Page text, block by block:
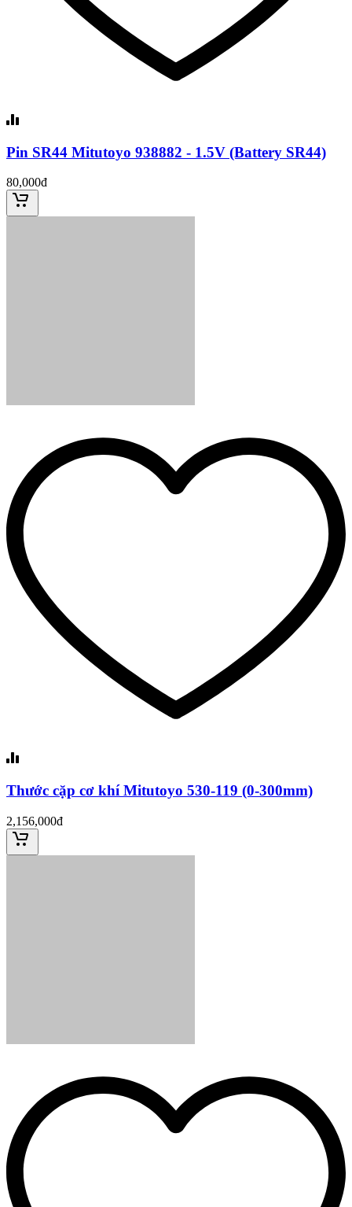
Pin SR44 Mitutoyo 938882 - 1.5V (Battery SR44)
80,000đ
Thước cặp cơ khí Mitutoyo 530-119 (0-300mm)
2,156,000đ